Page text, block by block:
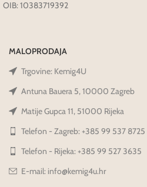
OIB: 10383719392
MALOPRODAJA
Trgovine: Kemig4U
Antuna Bauera 5, 10000 Zagreb
Matije Gupca 11, 51000 Rijeka
Telefon - Zagreb: +385 99 537 8725
Telefon - Rijeka: +385 99 527 3635
E-mail: info@kemig4u.hr